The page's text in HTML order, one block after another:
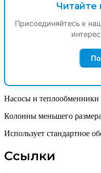
Читайте
Присоединяйтесь к
Насосы и теплообменники
Колонны меньшего размера
Использует стандартное
Ссылки